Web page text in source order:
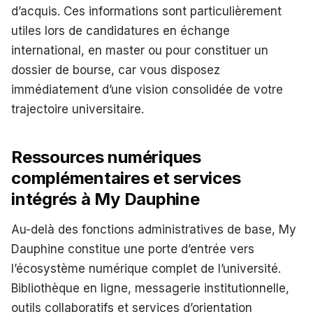
d’acquis. Ces informations sont particulièrement
utiles lors de candidatures en échange
international, en master ou pour constituer un
dossier de bourse, car vous disposez
immédiatement d’une vision consolidée de votre
trajectoire universitaire.
Ressources numériques
complémentaires et services
intégrés à My Dauphine
Au-delà des fonctions administratives de base, My
Dauphine constitue une porte d’entrée vers
l’écosystème numérique complet de l’université.
Bibliothèque en ligne, messagerie institutionnelle,
outils collaboratifs et services d’orientation